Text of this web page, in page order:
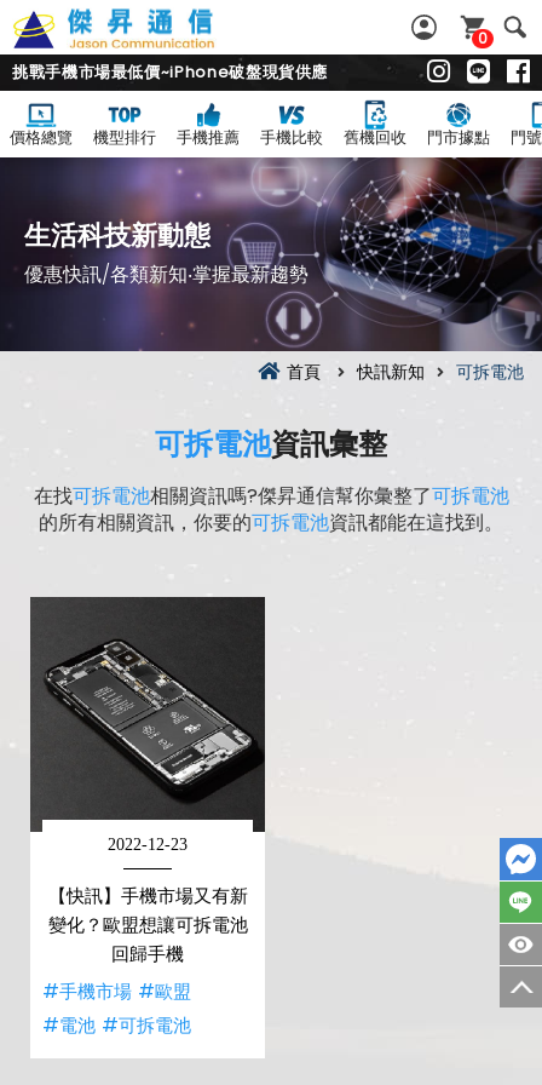
0
挑戰手機市場最低價~iPhone破盤現貨供應
價格總覽 機型排行 手機推薦 手機比較 舊機回收 門市據點 門
生活科技新動態
優惠快訊/各類新知‧掌握最新趨勢
首頁 快訊新知 可拆電池
可拆電池資訊彙整
在找可拆電池相關資訊嗎?傑昇通信幫你彙整了可拆電池
的所有相關資訊，你要的可拆電池資訊都能在這找到。
2022-12-23
【快訊】手機市場又有新
變化？歐盟想讓可拆電池
回歸手機
#手機市場 #歐盟
#電池 #可拆電池